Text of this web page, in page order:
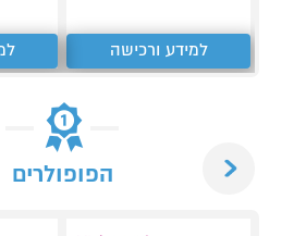
למידע ורכישה
הפופולרים